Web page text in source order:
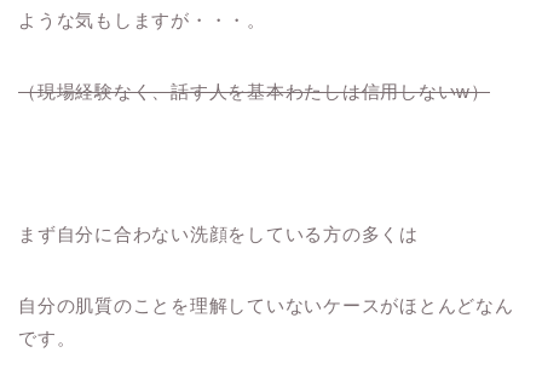
ような気もしますが・・・。
（現場経験なく、話す人を基本わたしは信用しないw）
まず自分に合わない洗顔をしている方の多くは
自分の肌質のことを理解していないケースがほとんどなん
です。